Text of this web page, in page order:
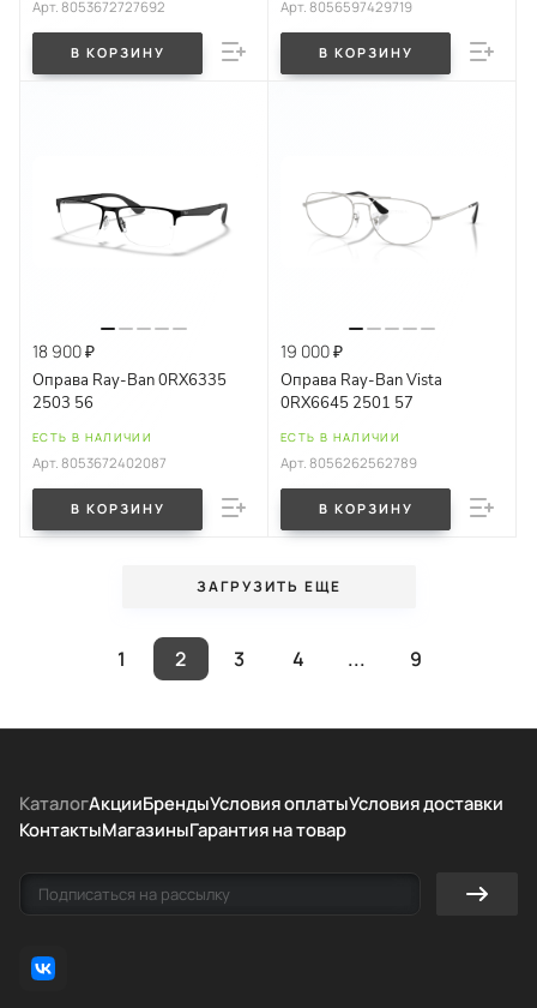
Арт. 8053672727692
В КОРЗИНУ
Арт. 8056597429719
В КОРЗИНУ
18 900 ₽
Оправа Ray-Ban 0RX6335
2503 56
ЕСТЬ В НАЛИЧИИ
Арт. 8053672402087
В КОРЗИНУ
19 000 ₽
Оправа Ray-Ban Vista
0RX6645 2501 57
ЕСТЬ В НАЛИЧИИ
Арт. 8056262562789
В КОРЗИНУ
ЗАГРУЗИТЬ ЕЩЕ
1 2 3 4 ... 9
КаталогАкцииБрендыУсловия оплатыУсловия доставки
КонтактыМагазиныГарантия на товар